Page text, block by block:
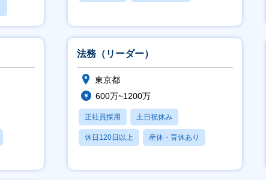
法務（リーダー）
東京都
600万~1200万
正社員採用 土日祝休み
休日120日以上 産休・育休あり